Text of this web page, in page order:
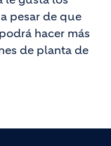
pesar de que
hacer más
de planta de